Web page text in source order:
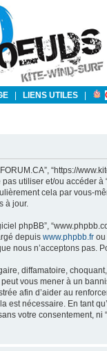
LIENS UTILES
“https://
utiliser et/ou accéder
cela par vous-
à jour.
phpBB”,
depuis www.phpbb.fr ou
nous n’acceptons pas.
diffamatoire,
vous mener à un
afin d’aider au
nécessaire. En tant
votre consentement,